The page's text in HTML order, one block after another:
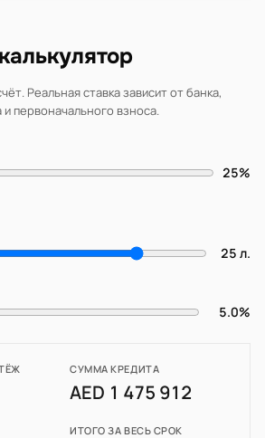
Реальная ставка зависит от банка,
первоначального взноса.
25%
25 л.
5.0%
СУММА КРЕДИТА
AED 1 475 912
ИТОГО ЗА ВЕСЬ СРОК